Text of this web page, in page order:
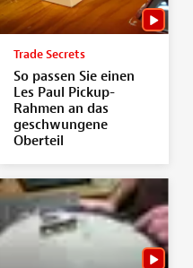
Trade Secrets
So passen Sie einen
Les Paul Pickup-
Rahmen an das
geschwungene
Oberteil